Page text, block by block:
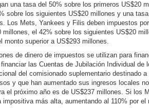
una tasa del 50% sobre los primeros US$20
sobre los siguientes US$20 millones y una
Los Mets, Yankees y Filis deben impuestos
millones, el 42% sobre los siguientes US$20
monto superior a US$293 millones.
de dinero de impuestos se utilizan para
las Cuentas de Jubilación Individual de
del comisionado suplementario destinado
y que han aumentado sus ingresos locales
el próximo año es de US$237 millones. Si los
más alta, aumentando al 110% por